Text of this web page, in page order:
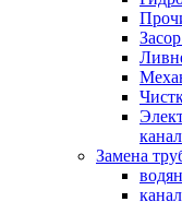
Замена